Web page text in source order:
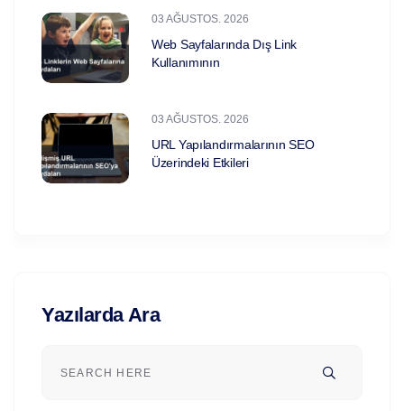
03 AĞUSTOS. 2026
Web Sayfalarında Dış Link
Kullanımının
03 AĞUSTOS. 2026
URL Yapılandırmalarının SEO
Üzerindeki Etkileri
Yazılarda Ara